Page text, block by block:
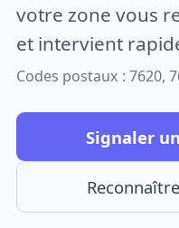
votre zone vous
et intervient
Codes postaux : 7620,
Signaler